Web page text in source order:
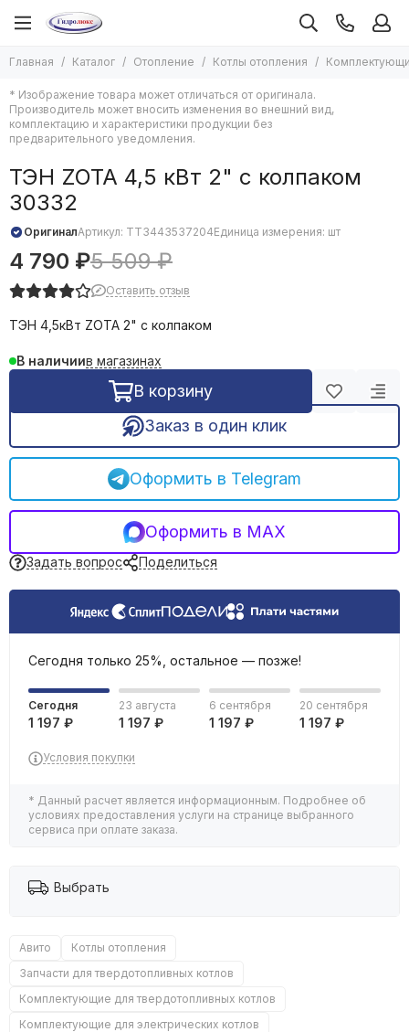
Отопление
Котлы отопления
Котлы отопления
Твердотопливные котлы
Электрические котлы
Жидкотопливные котлы
Комплектующие для твердотопливных котлов
Комплектующие для электрических котлов
Комплектующие для газовых котлов
Печи отопительные
Насосы для отопления
Дымоходы и комплектующие к ним
Водяные тепловентиляторы и комплектующие к ним
Оборудование для бань и саун
Комплектующие для систем отопления
Экспанзоматы
Емкости буферные
Теплый пол
Завесы тепловые
Конвекторы водяные
Конвекторы электрические
Обогреватели инфракрасные
Обогреватели масляные
Тепловые пушки
Тепловентиляторы электрические
Терморегуляторы
Сушилки для рук
Главная Каталог Отопление Котлы отопления
* Изображение товара может отличаться от оригинала.
Производитель может вносить изменения во внешний вид,
комплектацию и характеристики продукции без
предварительного уведомления.
ТЭН ZOTA 4,5 кВт 2" с колпаком
30332
ОригиналАртикул: ТТ3443537204Единица измерения: шт
4 790 ₽5 509 ₽
Оставить отзыв
ТЭН 4,5кВт ZOTA 2" с колпаком
В наличии в магазинах
В корзину
Оформить в Telegram
Оформить в MAX
Заказ в один клик
Задать вопрос Поделиться
Сегодня только 25%, остальное — позже!
Сегодня
1 197 ₽
23 августа
1 197 ₽
6 сентября
1 197 ₽
20 сентября
1 197 ₽
Условия покупки
* Данный расчет является информационным. Подробнее об
условиях предоставления услуги на странице выбранного
сервиса при оплате заказа.
Выбрать
Авито
Котлы отопления
Запчасти для твердотопливных котлов
Комплектующие для твердотопливных котлов
Комплектующие для электрических котлов